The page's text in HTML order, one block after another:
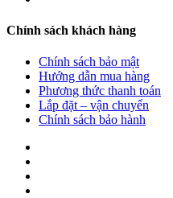
Chính sách khách hàng
Chính sách bảo mật
Hướng dẫn mua hàng
Phương thức thanh toán
Lắp đặt – vận chuyển
Chính sách bảo hành